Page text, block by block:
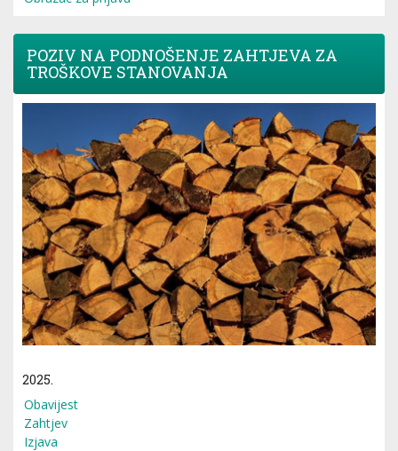
POZIV NA PODNOŠENJE ZAHTJEVA ZA
TROŠKOVE STANOVANJA
2025.
Obavijest
Zahtjev
Izjava